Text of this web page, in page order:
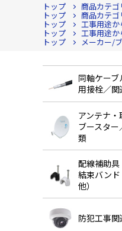
トップ 商品カテ
トップ 商品カテ
トップ 工事用途か
トップ 工事用途か
トップ メーカー/
同軸ケー
用接栓／
アンテナ・
ブースター
類
配線補助具
結束バン
他）
防犯工事関